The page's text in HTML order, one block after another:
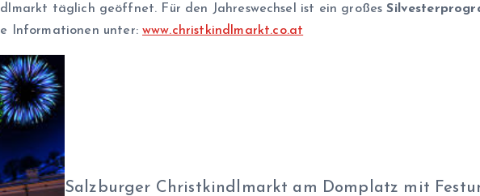
täglich geöffnet. Für den Jahreswechsel ist ein großes
Informationen unter:www.christkindlmarkt.co.at
Salzburger Christkindlmarkt am Domplatz mit